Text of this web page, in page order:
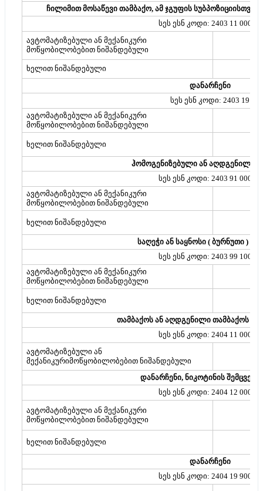
ჩილიმით მოსაწევი თამბაქო, ამ ჯგუფის სუბპოზიციისთვის
სეს ესნ კოდი: 2403 11 000 00
ავტომატიზებული ან მექანიკური
მოწყობილობებით ნიშანდებული
ხელით ნიშანდებული
დანარჩენი
სეს ესნ კოდი: 2403 19
ავტომატიზებული ან მექანიკური
მოწყობილობებით ნიშანდებული
ხელით ნიშანდებული
ჰომოგენიზებული ან აღდგენილი
სეს ესნ კოდი: 2403 91 000 00
ავტომატიზებული ან მექანიკური
მოწყობილობებით ნიშანდებული
ხელით ნიშანდებული
საღეჭი ან საყნოსი ( ბურნუთი )
სეს ესნ კოდი: 2403 99 100 00
ავტომატიზებული ან მექანიკური
მოწყობილობებით ნიშანდებული
ხელით ნიშანდებული
თამბაქოს ან აღდგენილი თამბაქოს
სეს ესნ კოდი: 2404 11 000 00
ავტომატიზებული ან
მექანიკურიმოწყობილობებით ნიშანდებული
დანარჩენი, ნიკოტინის
სეს ესნ კოდი: 2404 12 000 00
ავტომატიზებული ან მექანიკური
მოწყობილობებით ნიშანდებული
ხელით ნიშანდებული
დანარჩენი
სეს ესნ კოდი: 2404 19 900 00